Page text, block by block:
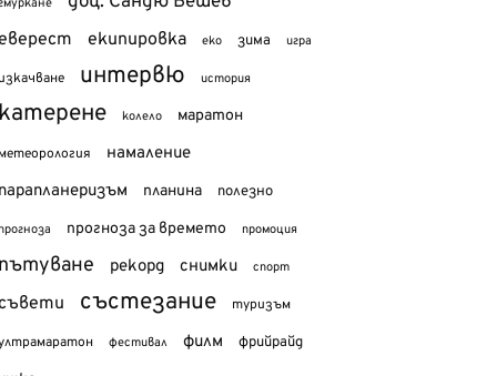
екипировка еко зима игра
интервю история
колело маратон
намаление
планина полезно
прогноза за времето промоция
рекорд снимки спорт
състезание туризъм
фестивал филм фрийрайд